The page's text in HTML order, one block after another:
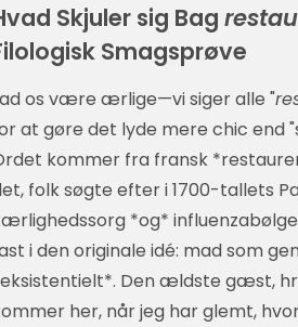
Skjuler sig Bag
Smagsprøve
os være ærlige—vi siger alle "
at gøre det lyde mere chic end
kommer fra fransk
folk søgte efter i 1700-tallets
*og*
i den originale idé: mad som
Den ældste gæst,
her, når jeg har glemt,